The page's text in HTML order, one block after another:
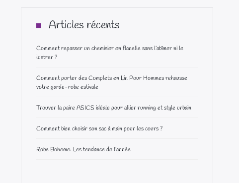
Articles récents
Comment repasser un chemisier en flanelle sans l’abîmer ni le
lustrer ?
Comment porter des Complets en Lin Pour Hommes rehausse
votre garde-robe estivale
Trouver la paire ASICS idéale pour allier running et style urbain
Comment bien choisir son sac à main pour les cours ?
Robe Boheme: Les tendance de l’année